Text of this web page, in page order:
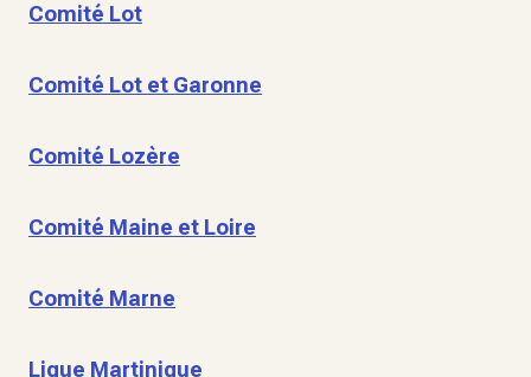
Comité Lot
Comité Lot et Garonne
Comité Lozère
Comité Maine et Loire
Comité Marne
Ligue Martinique